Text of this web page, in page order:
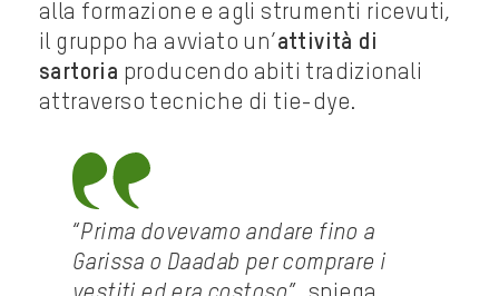
alla formazione e agli strumenti ricevuti,
il gruppo ha avviato un’ attività di
sartoria producendo abiti tradizionali
attraverso tecniche di tie-dye.
“Prima dovevamo andare fino a
Garissa o Daadab per comprare i